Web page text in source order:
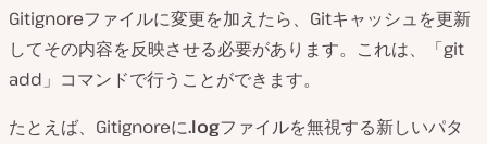
Gitignoreファイルに変更を加えたら、Gitキャッシュを更新
してその内容を反映させる必要があります。これは、「git
add」コマンドで行うことができます。
たとえば、Gitignoreに.logファイルを無視する新しいパタ